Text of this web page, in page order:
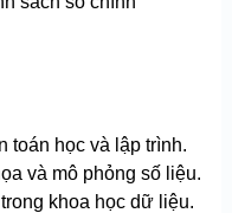
toán học và lập trình.
và mô phỏng số liệu.
khoa học dữ liệu.